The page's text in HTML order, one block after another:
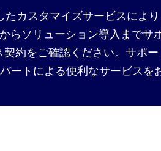
カスタマイズサービスによ
らソリューション導入まで
約をご確認ください。サポ
ートによる便利なサービスを